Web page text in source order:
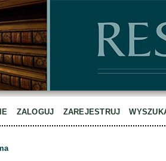
ZALOGUJ ZAREJESTRUJ